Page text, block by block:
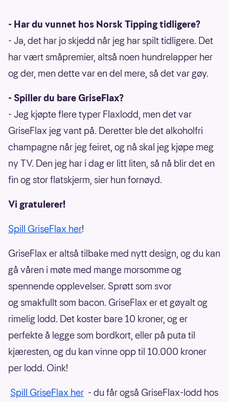
- Har du vunnet hos Norsk Tipping tidligere?
- Ja, det har jo skjedd når jeg har spilt tidligere. Det
har vært småpremier, altså noen hundrelapper her
og der, men dette var en del mere, så det var gøy.
- Spiller du bare GriseFlax?
- Jeg kjøpte flere typer Flaxlodd, men det var
GriseFlax jeg vant på. Deretter ble det alkoholfri
champagne når jeg feiret, og nå skal jeg kjøpe meg
ny TV. Den jeg har i dag er litt liten, så nå blir det en
fin og stor flatskjerm, sier hun fornøyd.
Vi gratulerer!
Spill GriseFlax her!
GriseFlax er altså tilbake med nytt design, og du kan
gå våren i møte med mange morsomme og
spennende opplevelser. Sprøtt som svor
og smakfullt som bacon. GriseFlax er et gøyalt og
rimelig lodd. Det koster bare 10 kroner, og er
perfekte å legge som bordkort, eller på puta til
kjæresten, og du kan vinne opp til 10.000 kroner
per lodd. Oink!
Spill GriseFlax her - du får også GriseFlax-lodd hos